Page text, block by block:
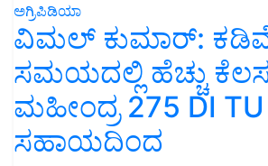
ಅಗ್ರಿಪಿಡಿಯಾ
ವಿಮಲ್ ಕುಮಾರ್:
ಸಮಯದಲ್ಲಿ ಹೆಚ್ಚು
ಮಹೀಂದ್ರ 275 DI TU
ಸಹಾಯದಿಂದ